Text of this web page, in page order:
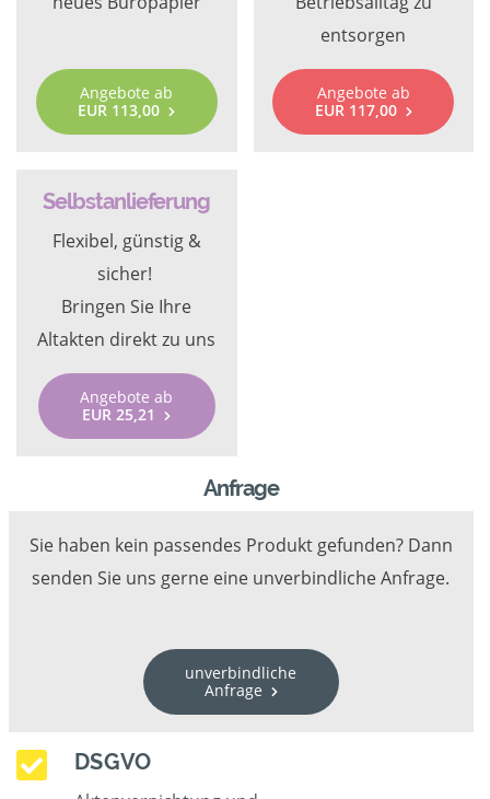
Angebote ab
EUR 113,00
entsorgen
Angebote ab
EUR 117,00
Selbstanlieferung
Flexibel, günstig &
sicher!
Bringen Sie Ihre
Altakten direkt zu uns
Angebote ab
EUR 25,21
Anfrage
Sie haben kein passendes Produkt gefunden? Dann
senden Sie uns gerne eine unverbindliche Anfrage.
unverbindliche
Anfrage
DSGVO